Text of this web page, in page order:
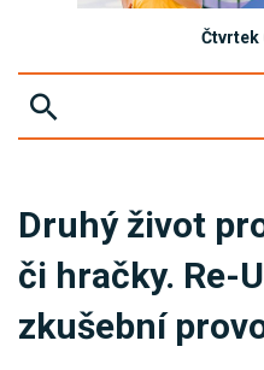
Čtvrtek
KRIMI
SPORT
KULTURA
Druhý život
či hračky. Re-
zkušební